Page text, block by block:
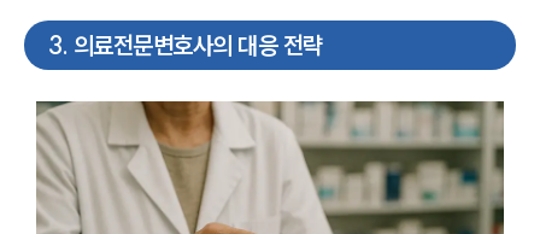
3. 의료전문변호사의 대응 전략